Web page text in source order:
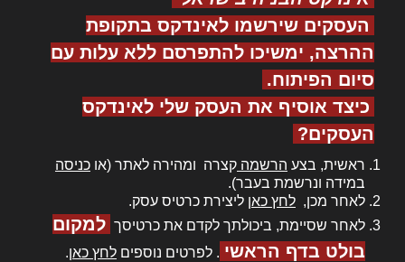
העסקים שירשמו לאינדקס בתקופת
ההרצה, ימשיכו להתפרסם ללא עלות עם
סיום הפיתוח.
כיצד אוסיף את העסק שלי לאינדקס
העסקים?
ראשית, בצע הרשמה קצרה ומהירה לאתר (או כניסה
במידה ונרשמת בעבר).
לאחר מכן, לחץ כאן ליצירת כרטיס עסק.
לאחר שסיימת, ביכולתך לקדם את כרטיסך למקום
בולט בדף הראשי . לפרטים נוספים לחץ כאן.